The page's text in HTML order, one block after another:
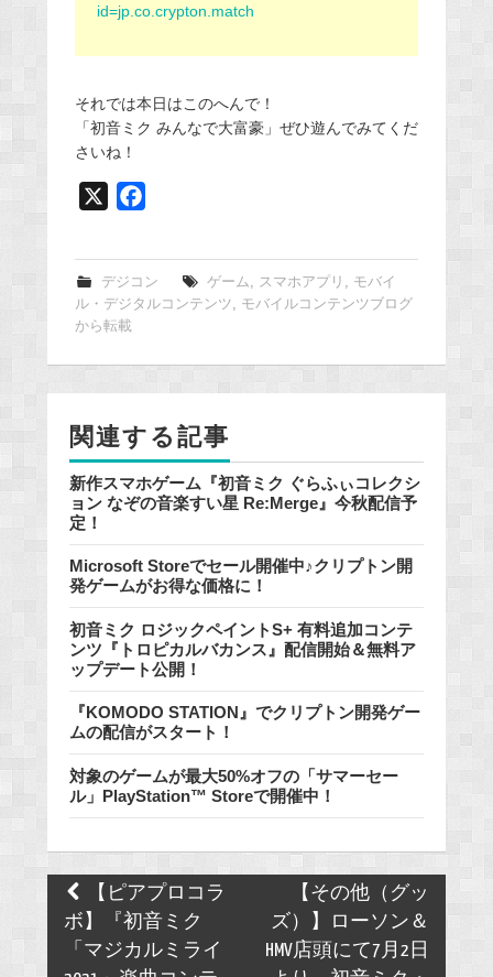
id=jp.co.crypton.match
それでは本日はこのへんで！
「初音ミク みんなで大富豪」ぜひ遊んでみてくだ
さいね！
e
b
o
k
デジコン ゲーム, スマホアプリ , モバイ
ル・デジタルコンテンツ, モバイルコンテンツブログ
から転載
関連する記事
新作スマホゲーム『初音ミク ぐらふぃコレクシ
ョン なぞの音楽すい星 Re:Merge』今秋配信予
定！
Microsoft Storeでセール開催中♪クリプトン開
発ゲームがお得な価格に！
初音ミク ロジックペイントS+ 有料追加コンテ
ンツ『トロピカルバカンス』配信開始＆無料ア
ップデート公開！
『KOMODO STATION』でクリプトン開発ゲー
ムの配信がスタート！
対象のゲームが最大50%オフの「サマーセー
ル」PlayStation™ Storeで開催中！
Post
navigation
【ピアプロコラ
ボ】『初音ミク
「マジカルミライ
【その他（グッ
ズ）】ローソン＆
HMV店頭にて7月2日